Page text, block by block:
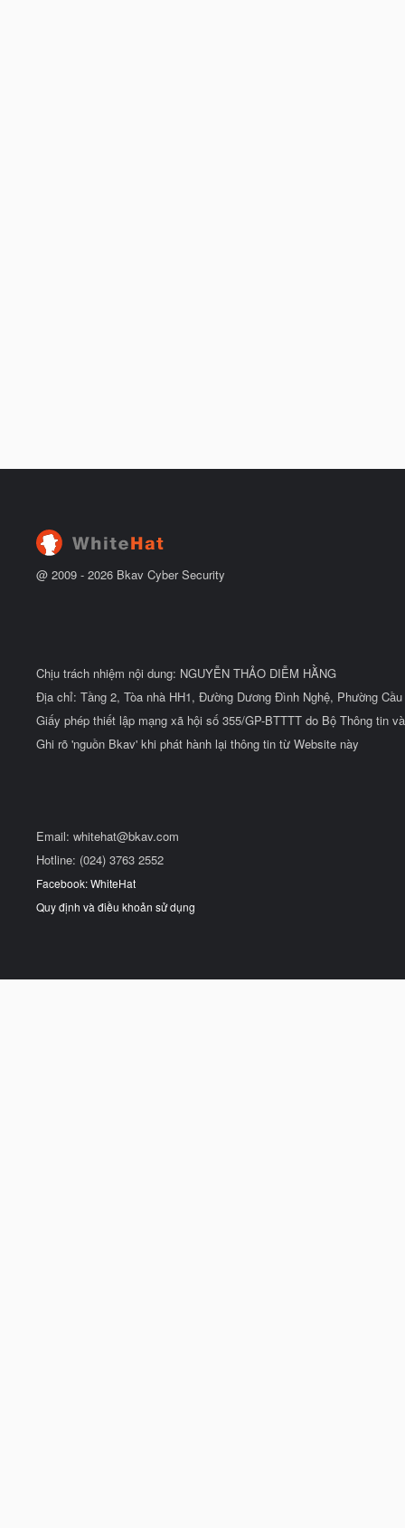
@ 2009 - 2026 Bkav Cyber Security
Chịu trách nhiệm nội dung: NGUYỄN THẢO DIỄM HẰNG
Địa chỉ: Tầng 2, Tòa nhà HH1, Đường Dương Đình Nghệ, Phường
Giấy phép thiết lập mạng xã hội số 355/GP-BTTTT do Bộ Thông tin
Ghi rõ 'nguồn Bkav' khi phát hành lại thông tin từ Website này
Email: whitehat@bkav.com
Hotline: (024) 3763 2552
Facebook: WhiteHat
Quy định và điều khoản sử dụng